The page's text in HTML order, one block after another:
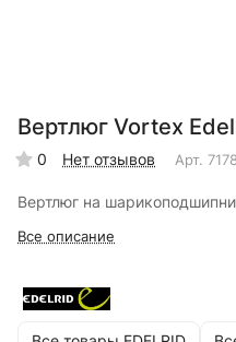
Вертлюг Vortex
0 Нет отзывов Арт.
Вертлюг на
Все описание